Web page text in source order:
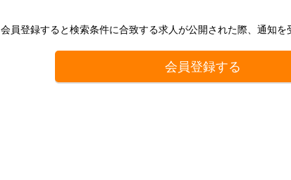
会員登録すると検索条件に合致する求人が公開された際、通知を
会員登録する